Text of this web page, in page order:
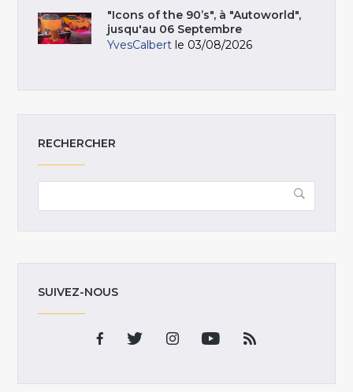
"Icons of the 90’s", à "Autoworld",
jusqu'au 06 Septembre
YvesCalbert le 03/08/2026
RECHERCHER
SUIVEZ-NOUS